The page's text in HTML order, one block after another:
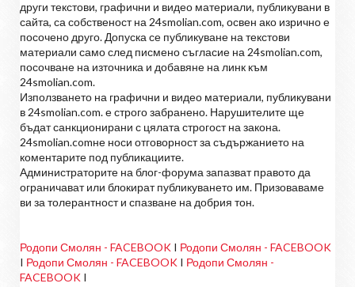
други текстови, графични и видео материали, публикувани в
сайта, са собственост на 24smolian.com, освен ако изрично е
посочено друго. Допуска се публикуване на текстови
материали само след писмено съгласие на 24smolian.com,
посочване на източника и добавяне на линк към
24smolian.com.
Използването на графични и видео материали, публикувани
в 24smolian.com. е строго забранено. Нарушителите ще
бъдат санкционирани с цялата строгост на закона.
24smolian.comне носи отговорност за съдържанието на
коментарите под публикациите.
Администраторите на блог-форума запазват правото да
ограничават или блокират публикуването им. Призоваваме
ви за толерантност и спазване на добрия тон.
Родопи Смолян - FACEBOOK I Родопи Смолян - FACEBOOK
I Родопи Смолян - FACEBOOK I Родопи Смолян -
FACEBOOK I